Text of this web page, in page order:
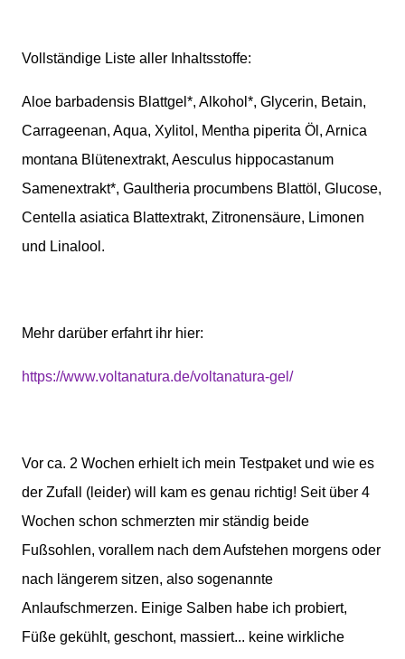
Vollständige Liste aller Inhaltsstoffe:
Aloe barbadensis Blattgel*, Alkohol*, Glycerin, Betain,
Carrageenan, Aqua, Xylitol, Mentha piperita Öl, Arnica
montana Blütenextrakt, Aesculus hippocastanum
Samenextrakt*, Gaultheria procumbens Blattöl, Glucose,
Centella asiatica Blattextrakt, Zitronensäure, Limonen
und Linalool.
Mehr darüber erfahrt ihr hier:
https://www.voltanatura.de/voltanatura-gel/
Vor ca. 2 Wochen erhielt ich mein Testpaket und wie es
der Zufall (leider) will kam es genau richtig! Seit über 4
Wochen schon schmerzten mir ständig beide
Fußsohlen, vorallem nach dem Aufstehen morgens oder
nach längerem sitzen, also sogenannte
Anlaufschmerzen. Einige Salben habe ich probiert,
Füße gekühlt, geschont, massiert... keine wirkliche